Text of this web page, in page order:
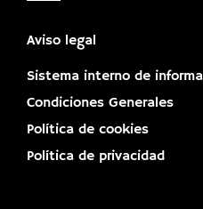
Aviso legal
Sistema interno de
Condiciones Generales
Política de cookies
Política de privacidad